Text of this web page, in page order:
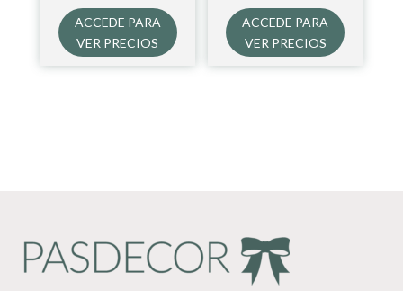
ACCEDE PARA
VER PRECIOS
ACCEDE PARA
VER PRECIOS